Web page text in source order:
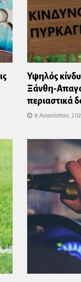
Υψηλός
Ξάνθη-
περιαστικά
8 Αυγούστου,